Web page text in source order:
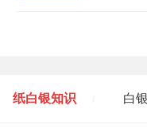
纸白银知识 白